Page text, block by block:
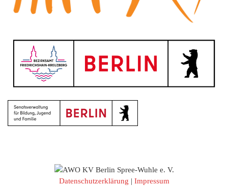
Datenschutzerklärung | Impressum